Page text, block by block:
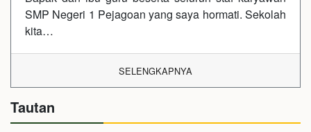
SMP Negeri 1 Pejagoan yang saya hormati. Sekolah
kita…
SELENGKAPNYA
Tautan